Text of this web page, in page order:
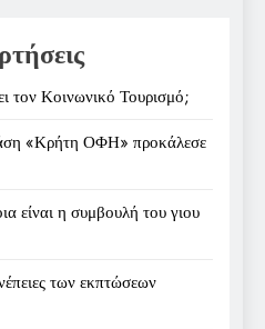
Κοινωνικό Τουρισμό;
«Κρήτη ΟΦΗ» προκάλεσε
είναι η συμβουλή του γιου
των εκπτώσεων